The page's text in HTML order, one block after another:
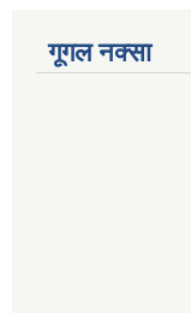
गूगल नक्सा